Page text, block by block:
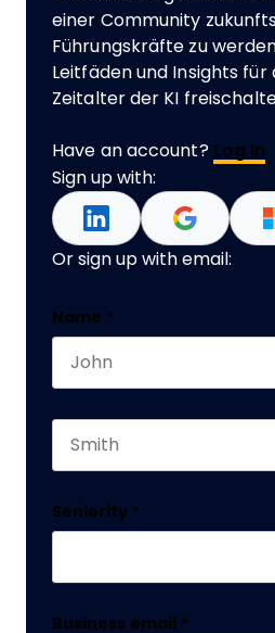
einer Community
Führungskräfte zu
Leitfäden und Insights für
Zeitalter der KI
Have an account? Log In
Sign up with:
Or sign up with email:
Comments
Name *
Seniority *
Business email *